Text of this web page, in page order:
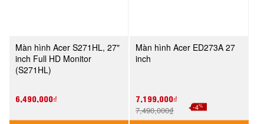
Màn hình Acer S271HL, 27"
inch Full HD Monitor
(S271HL)
6,490,000₫
Màn hình Acer ED273A 27
inch
7,199,000₫
7,490,000₫ -4%